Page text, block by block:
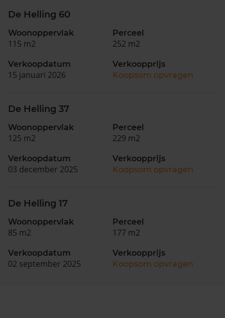
De Helling 60
Woonoppervlak
115 m2
Perceel
252 m2
Verkoopdatum
15 januari 2026
Verkoopprijs
Koopsom opvragen
De Helling 37
Woonoppervlak
125 m2
Perceel
229 m2
Verkoopdatum
03 december 2025
Verkoopprijs
Koopsom opvragen
De Helling 17
Woonoppervlak
85 m2
Perceel
177 m2
Verkoopdatum
02 september 2025
Verkoopprijs
Koopsom opvragen